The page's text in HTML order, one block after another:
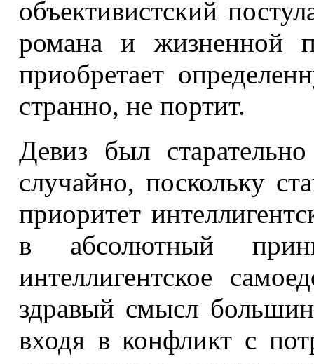
объективистский
романа и жизненной
приобретает
странно, не портит.
Девиз был
случайно, поскольку
приоритет
в абсолютный
интеллигентское
здравый смысл
входя в конфликт с